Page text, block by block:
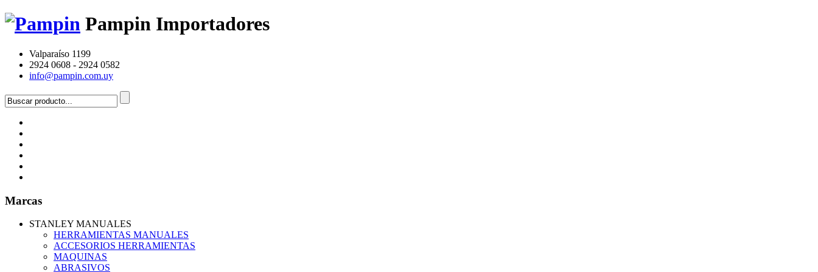
Pampin Importadores
Valparaíso 1199
2924 0608 - 2924 0582
info@pampin.com.uy
Marcas
STANLEY MANUALES
HERRAMIENTAS MANUALES
ACCESORIOS HERRAMIENTAS
MAQUINAS
ABRASIVOS